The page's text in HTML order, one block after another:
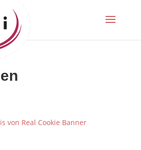
von Real Cookie Banner